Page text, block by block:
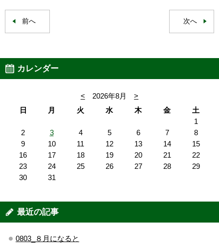
前へ 次へ
カレンダー
< 2026年8月
>
日
月 火 水 木 金
土
1
2
3 4 5 6 7
8
9
10 11 12 13 14
15
16
17 18 19 20 21
22
23
24 25 26 27 28
29
30
31
最近の記事
0803_８月になると